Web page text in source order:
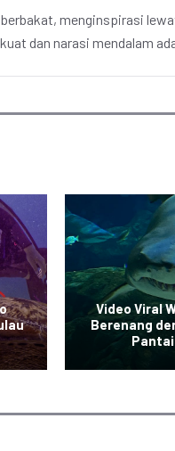
menginspirasi
dan narasi mendalam
Video Viral
Berenang